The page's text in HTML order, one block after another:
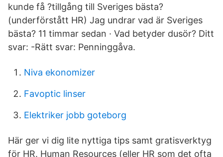
kunde få ?tillgång till Sveriges bästa?
(underförstått HR) Jag undrar vad är Sveriges
bästa? 11 timmar sedan · Vad betyder dusör? Ditt
svar: -Rätt svar: Penninggåva.
Niva ekonomizer
Favoptic linser
Elektriker jobb goteborg
Här ger vi dig lite nyttiga tips samt gratisverktyg
för HR. Human Resources (eller HR som det ofta